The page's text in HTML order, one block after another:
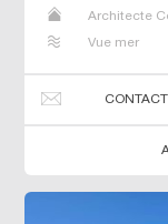
Architecte
Vue mer
CONTACT